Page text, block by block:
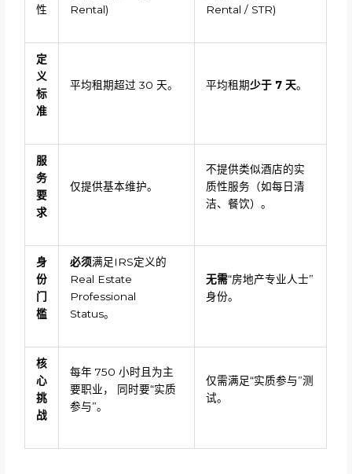
性
Rental)
Rental / STR)
定
义
标
准
平均租期超过 30 天。 平均租期少于7 天。
服
务
要
求
仅提供基本维护。
不提供类似酒店的实
质性服务（如每日清
洁、餐饮）。
身
份
门
槛
必须满足IRS定义的
Real Estate
Professional
Status。
无需“房地产专业人士”
身份。
核
心
挑
战
每年 750 小时且为主
要职业， 同时要“实质
参与”。
仅需满足“实质参与”测
试。